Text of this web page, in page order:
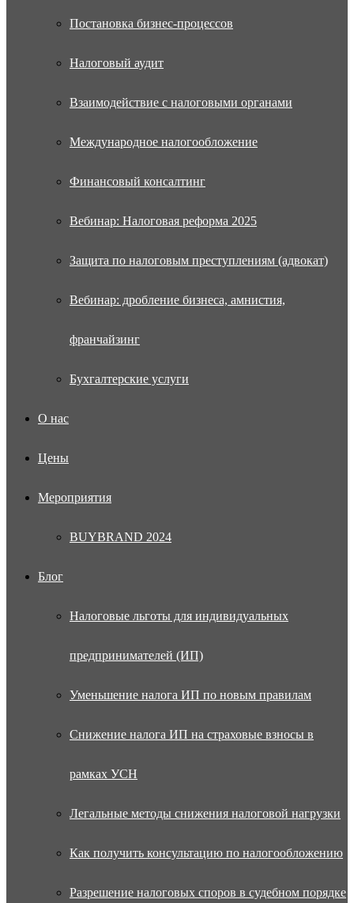
Постановка бизнес-процессов
Налоговый аудит
Взаимодействие с налоговыми органами
Международное налогообложение
Финансовый консалтинг
Вебинар: Налоговая реформа 2025
Защита по налоговым преступлениям (адвокат)
Вебинар: дробление бизнеса, амнистия,
франчайзинг
Бухгалтерские услуги
О нас
Цены
Мероприятия
BUYBRAND 2024
Блог
Налоговые льготы для индивидуальных
предпринимателей (ИП)
Уменьшение налога ИП по новым правилам
Снижение налога ИП на страховые взносы в
рамках УСН
Легальные методы снижения налоговой нагрузки
Как получить консультацию по налогообложению
Разрешение налоговых споров в судебном порядке